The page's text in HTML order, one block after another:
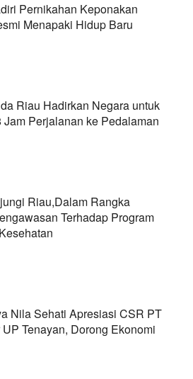
Pernikahan Keponakan
Menapaki Hidup Baru
Riau Hadirkan Negara untuk
Perjalanan ke Pedalaman
Riau,Dalam Rangka
Terhadap Program
Nila Sehati Apresiasi CSR PT
Tenayan, Dorong Ekonomi